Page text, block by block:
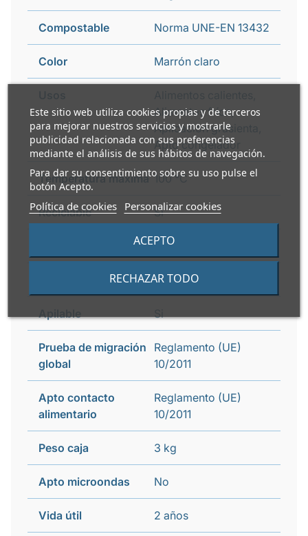
Este sitio web utiliza cookies propias y de terceros
para mejorar nuestros servicios y mostrarle
publicidad relacionada con sus preferencias
mediante el análisis de sus hábitos de navegación.
Para dar su consentimiento sobre su uso pulse el
botón Acepto.
Política de cookies Personalizar cookies
RECHAZAR TODO
ACEPTO
Compostable Norma UNE-EN 13432
Color Marrón claro
Alimentos fríos,
Aplicación grasienta,
Apto congelador
Temperatura máxima 100 °C
Reciclable Si
Guía de reciclaje tapa Contenedor amarillo
Guía de reciclaje Contenedor amarillo
Apilable Si
Prueba de migración
global
Reglamento (UE)
10/2011
Apto contacto
alimentario
Reglamento (UE)
10/2011
Peso caja 3 kg
Apto microondas No
Vida útil 2 años